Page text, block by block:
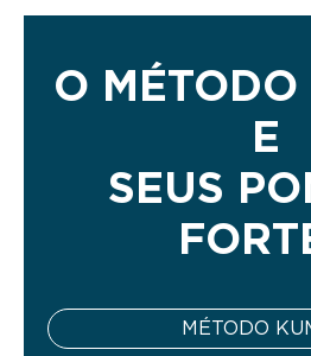
O MÉTODO
E
SEUS
MÉTODO